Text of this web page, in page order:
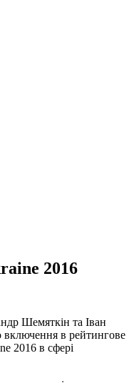
2016
Шемяткін та Іван
в рейтингове
2016 в сфері